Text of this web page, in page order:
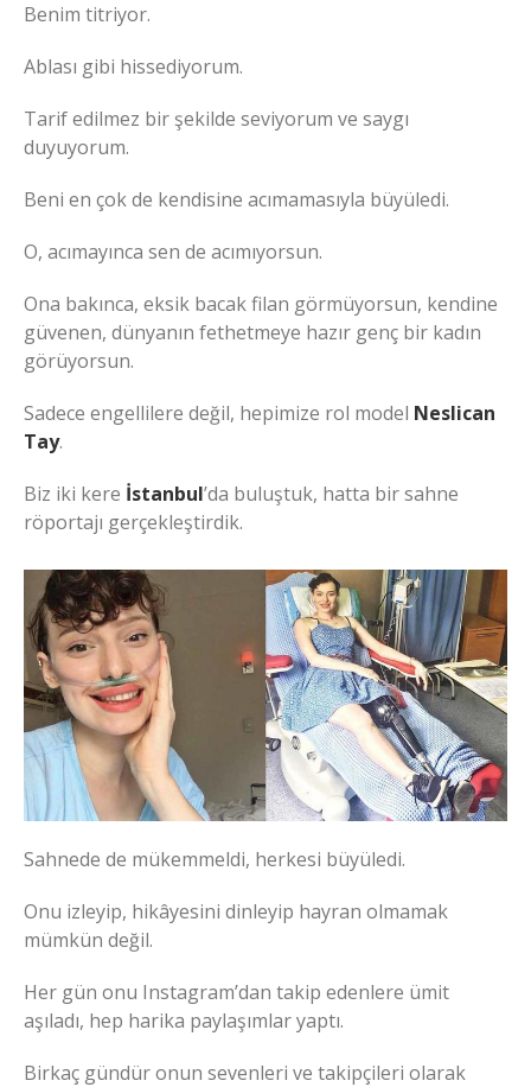
Benim titriyor.
Ablası gibi hissediyorum.
Tarif edilmez bir şekilde seviyorum ve saygı
duyuyorum.
Beni en çok de kendisine acımamasıyla büyüledi.
O, acımayınca sen de acımıyorsun.
Ona bakınca, eksik bacak filan görmüyorsun, kendine
güvenen, dünyanın fethetmeye hazır genç bir kadın
görüyorsun.
Sadece engellilere değil, hepimize rol model Neslican
Tay.
Biz iki kere İstanbul’da buluştuk, hatta bir sahne
röportajı gerçekleştirdik.
Sahnede de mükemmeldi, herkesi büyüledi.
Onu izleyip, hikâyesini dinleyip hayran olmamak
mümkün değil.
Her gün onu Instagram’dan takip edenlere ümit
aşıladı, hep harika paylaşımlar yaptı.
Birkaç gündür onun sevenleri ve takipçileri olarak